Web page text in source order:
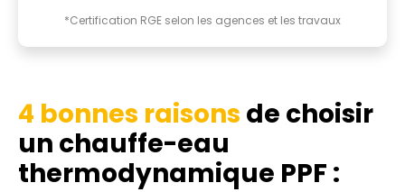
*Certification RGE selon les agences et les travaux
4 bonnes raisons de choisir
un chauffe-eau
thermodynamique PPF :